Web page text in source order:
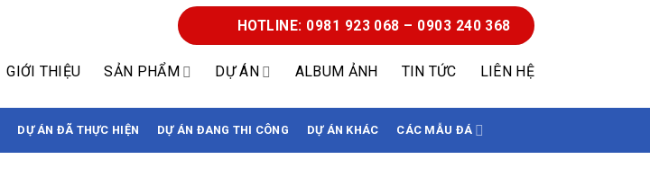
GIỚI THIỆU SẢN PHẨM DỰ ÁN ALBUM ẢNH TIN TỨC LIÊN HỆ
HOTLINE: 0981 923 068 – 0903 240 368
DỰ ÁN ĐÃ THỰC HIỆN DỰ ÁN ĐANG THI CÔNG DỰ ÁN KHÁC CÁC MẪU ĐÁ